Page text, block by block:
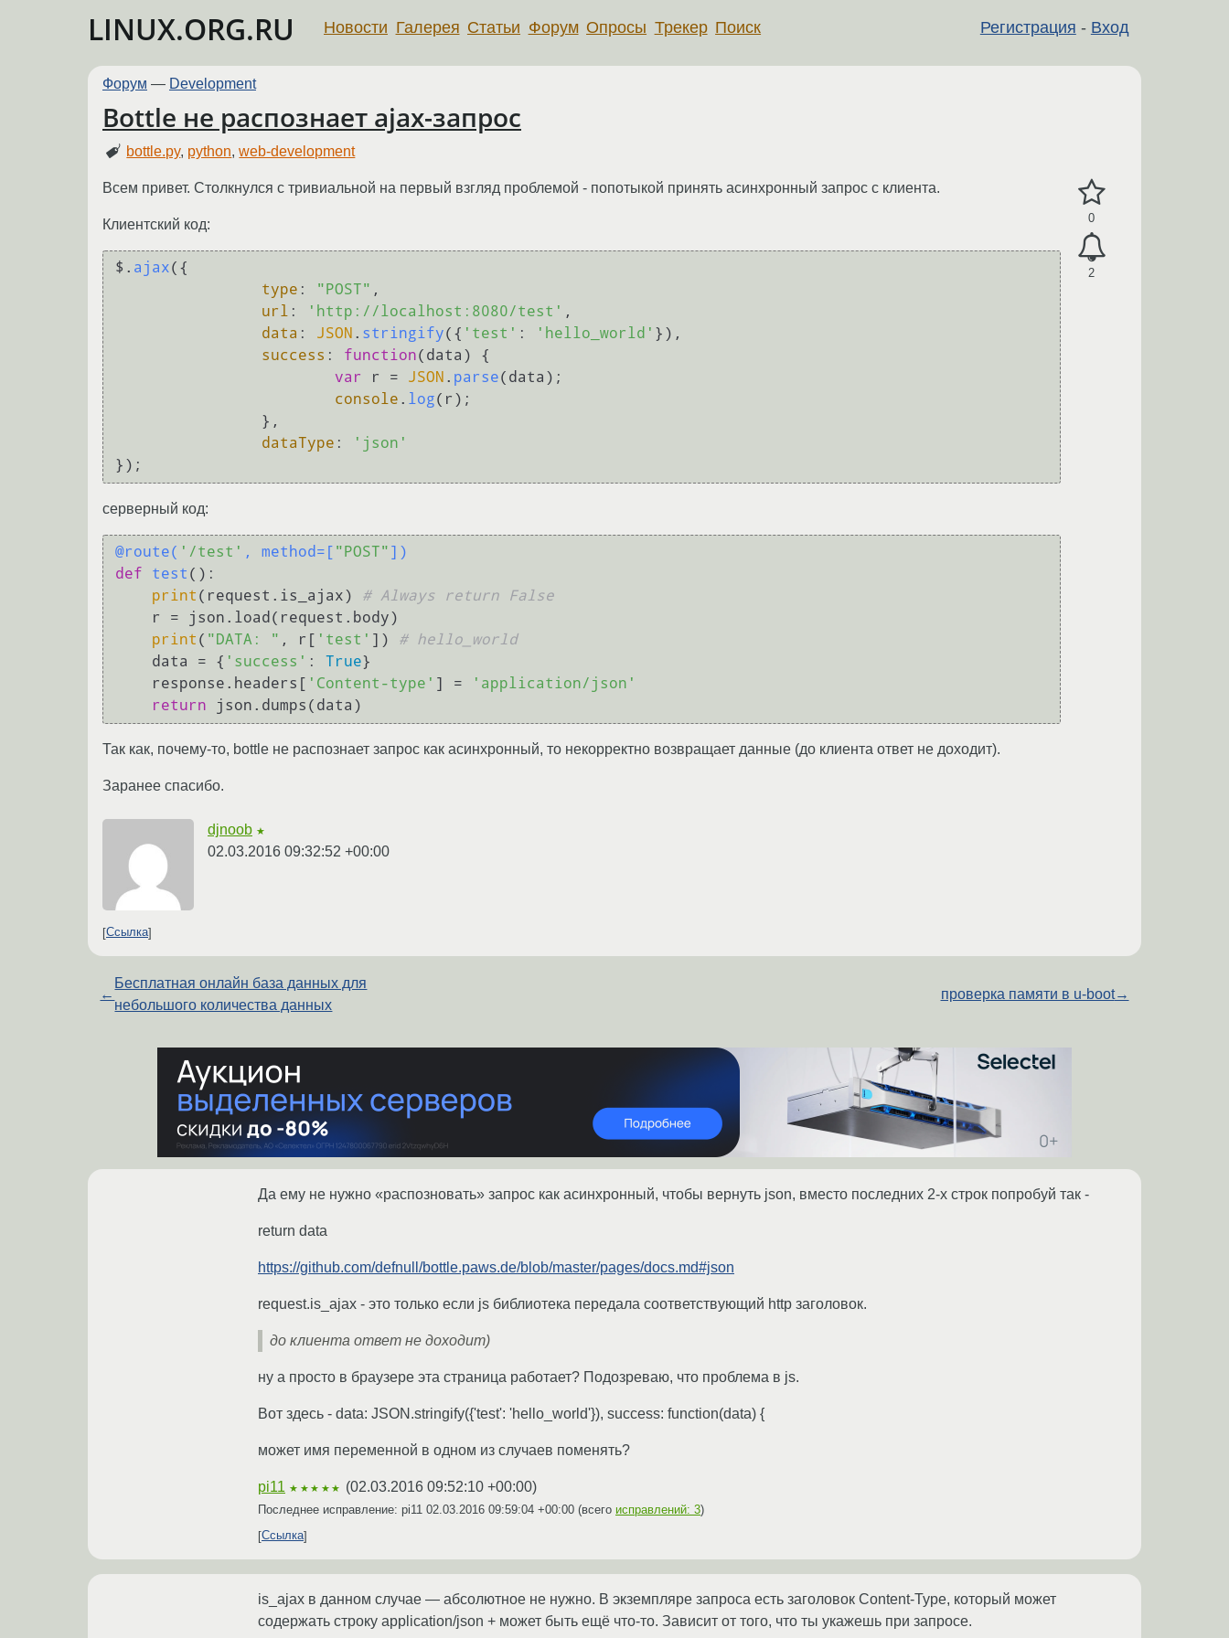
LINUX.ORG.RU Регистрация - Вход
Новости Галерея Статьи Форум Опросы Трекер Поиск
Форум — Development
Bottle не распознает ajax-запрос
bottle.py, python,web-development
0
2
Всем привет. Столкнулся с тривиальной на первый взгляд проблемой - попотыкой принять асинхронный запрос с клиента.
Клиентский код:
$. ajax({
type : "POST" ,
url : 'http://localhost:8080/test' ,
data : JSON . stringify({ 'test' : 'hello_world' }),
success : function( data ) {
var
r = JSON . parse(data);
console . log(r);
dataType :
'json'
серверный код:
@route( '/test' , method=[ "POST" ] )
def
test ():
print (request.is_ajax) # Always return False
print ( "DATA: " , r[ 'test' ]) # hello_world
    data = {
'success' : True}
    response.headers[
'Content-type' ] =
'application/json'
return
Так как, почему-то, bottle не распознает запрос как асинхронный, то некорректно возвращает данные (до клиента ответ не доходит).
Заранее спасибо.
djnoob ★
02.03.2016 09:32:52 +00:00
Ссылка
←
Бесплатная онлайн база данных для
небольшого количества данных
проверка памяти в u-boot→
Да ему не нужно «распозновать» запрос как асинхронный, чтобы вернуть json, вместо последних 2-х строк попробуй так -
return data
https://github.com/defnull/bottle.paws.de/blob/master/pages/docs.md#json
request.is_ajax - это только если js библиотека передала соответствующий http заголовок.
до клиента ответ не доходит)
ну а просто в браузере эта страница работает? Подозреваю, что проблема в js.
Вот здесь - data: JSON.stringify({'test': 'hello_world'}), success: function(data) {
может имя переменной в одном из случаев поменять?
pi11 ★★★★★ (02.03.2016 09:52:10 +00:00)
Последнее исправление: pi11 02.03.2016 09:59:04 +00:00 (всего исправлений: 3)
Ссылка
is_ajax в данном случае — абсолютное не нужно. В экземпляре запроса есть заголовок Content-Type, который может
содержать строку application/json + может быть ещё что-то. Зависит от того, что ты укажешь при запросе.